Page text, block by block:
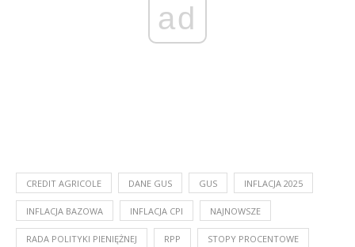
ad
CREDIT AGRICOLE DANE GUS GUS INFLACJA 2025
INFLACJA BAZOWA INFLACJA CPI NAJNOWSZE
RADA POLITYKI PIENIĘŻNEJ RPP STOPY PROCENTOWE